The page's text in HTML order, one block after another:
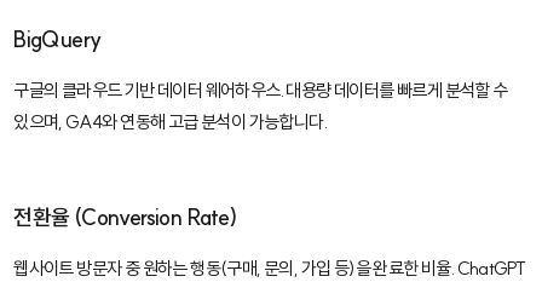
BigQuery
구글의 클라우드 기반 데이터 웨어하우스. 대용량 데이터를 빠르게 분석할 수
있으며, GA4와 연동해 고급 분석이 가능합니다.
전환율 (Conversion Rate)
웹사이트 방문자 중 원하는 행동(구매, 문의, 가입 등)을 완료한 비율. ChatGPT